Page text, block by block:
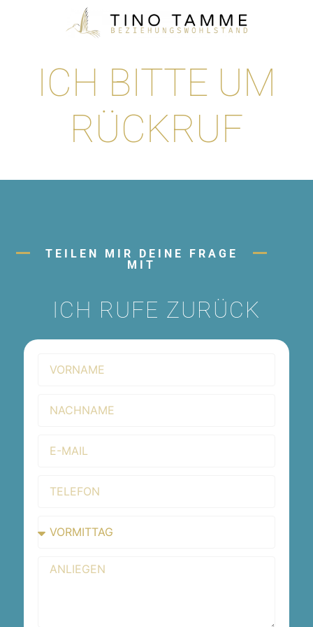
ICH BITTE UM
RÜCKRUF
TEILEN MIR DEINE FRAGE
MIT
ICH RUFE ZURÜCK